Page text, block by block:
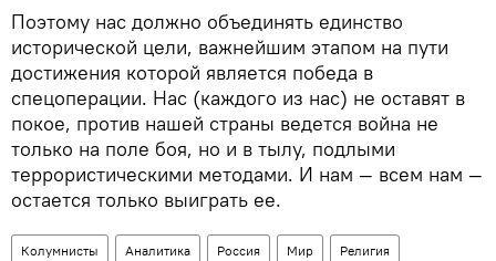
Поэтому нас должно объединять единство
исторической цели, важнейшим этапом на пути
достижения которой является победа в
спецоперации. Нас (каждого из нас) не оставят в
покое, против нашей страны ведется война не
только на поле боя, но и в тылу, подлыми
террористическими методами. И нам — всем нам —
остается только выиграть ее.
Колумнисты Аналитика Россия Мир Религия